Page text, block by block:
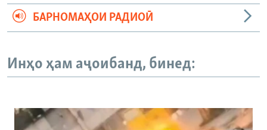
БАРНОМАҲОИ РАДИОӢ
Инҳо ҳам аҷоибанд, бинед: